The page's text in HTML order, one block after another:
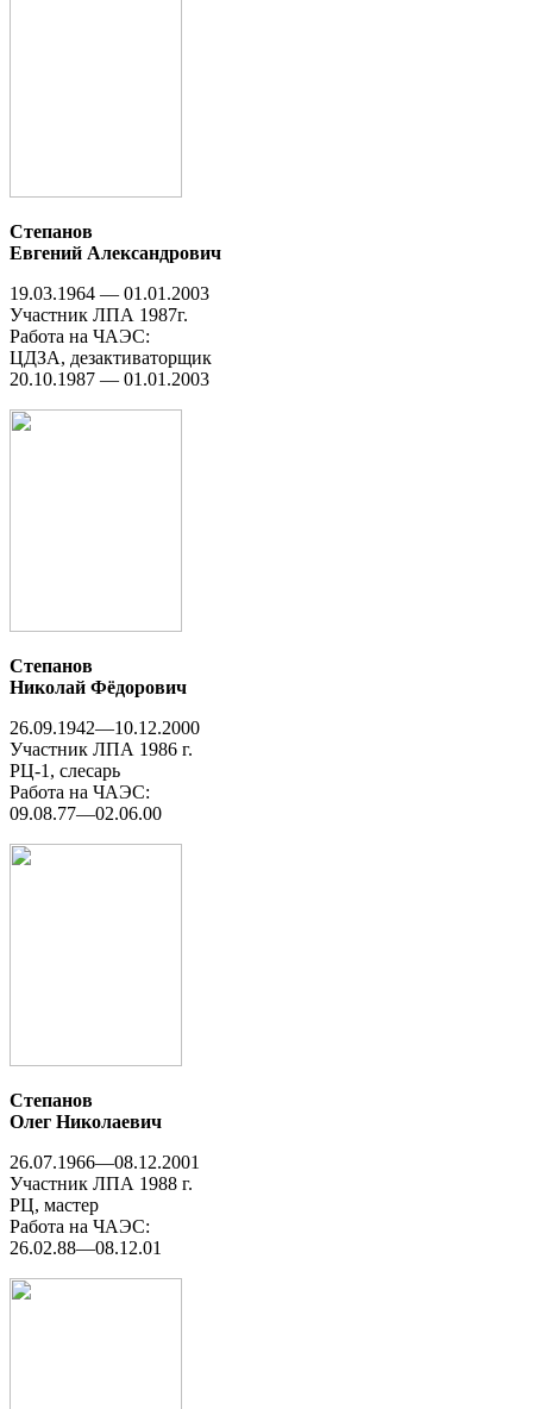
Степанов
Евгений Александрович
19.03.1964 — 01.01.2003
Участник ЛПА 1987г.
Работа на ЧАЭС:
ЦДЗА, дезактиваторщик
20.10.1987 — 01.01.2003
Степанов
Николай Фёдорович
26.09.1942—10.12.2000
Участник ЛПА 1986 г.
РЦ-1, слесарь
Работа на ЧАЭС:
09.08.77—02.06.00
Степанов
Олег Николаевич
26.07.1966—08.12.2001
Участник ЛПА 1988 г.
РЦ, мастер
Работа на ЧАЭС:
26.02.88—08.12.01